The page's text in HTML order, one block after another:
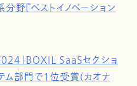
野『ベストイノベーション
」BOXIL SaaSセクショ
ム部門で1位受賞(カオナ